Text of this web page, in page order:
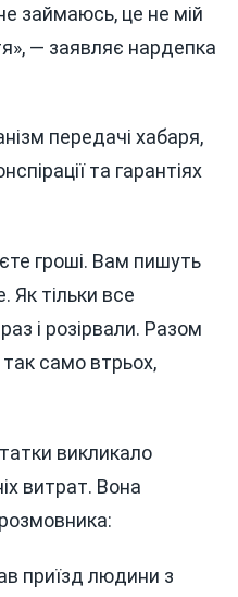
займаюсь, це не мій
— заявляє нардепка
передачі хабаря,
та гарантіях
гроші. Вам пишуть
Як тільки все
і розірвали. Разом
так само втрьох,
викликало
витрат. Вона
приїзд людини з